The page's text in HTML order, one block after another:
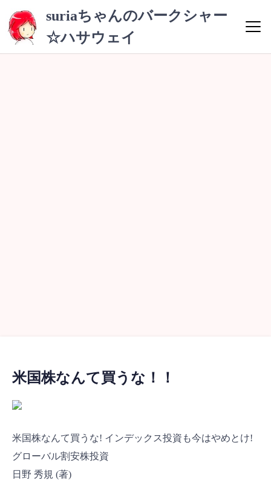
テ
suriaちゃんのバークシャー
☆ハサウェイ
米国株なんて買うな！！
米国株なんて買うな! インデックス投資も今はやめとけ!
グローバル割安株投資
日野 秀規 (著)